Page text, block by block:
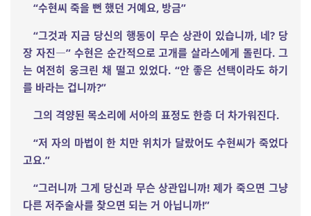
“수현씨 죽을 뻔 했던 거예요, 방금”
“그것과 지금 당신의 행동이 무슨 상관이 있습니까, 네? 당
장 자진―” 수현은 순간적으로 고개를 살라스에게 돌린다.그
는 여전히 웅크린 채 떨고 있었다. “안 좋은 선택이라도 하기
를 바라는 겁니까?”
그의 격양된 목소리에 서아의 표정도 한층 더 차가워진다.
“저 자의 마법이 한 치만 위치가 달랐어도 수현씨가 죽었다
고요.”
“그러니까 그게 당신과 무슨 상관입니까!제가 죽으면 그냥
다른 저주술사를 찾으면 되는 거 아닙니까!”